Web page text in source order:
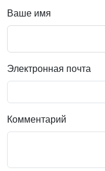
Ваше имя
Электронная почта
Комментарий